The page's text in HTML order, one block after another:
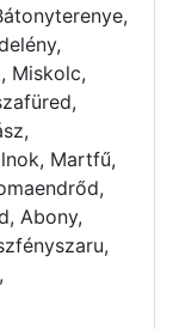
Miskolc,
Martfű,
Abony,